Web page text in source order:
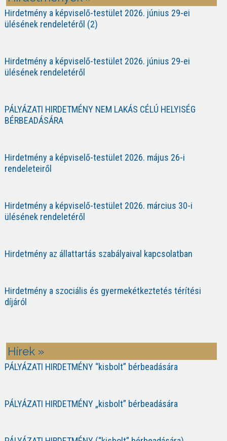
Hirdetmény a képviselő-testület 2026. június 29-ei
ülésének rendeletéről (2)
Hirdetmény a képviselő-testület 2026. június 29-ei
ülésének rendeletéről
PÁLYÁZATI HIRDETMÉNY NEM LAKÁS CÉLÚ HELYISÉG
BÉRBEADÁSÁRA
Hirdetmény a képviselő-testület 2026. május 26-i
rendeleteiről
Hirdetmény a képviselő-testület 2026. március 30-i
ülésének rendeletéről
Hirdetmény az állattartás szabályaival kapcsolatban
Hirdetmény a szociális és gyermekétkeztetés térítési
díjáról
Hírek »
PÁLYÁZATI HIRDETMÉNY “kisbolt” bérbeadására
PÁLYÁZATI HIRDETMÉNY „kisbolt” bérbeadására